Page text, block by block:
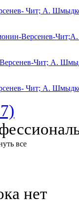
Чит; А.
Версенев-
Чит; А.
Чит; А.
все
нет